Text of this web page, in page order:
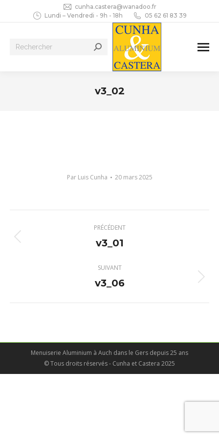
cunha.castera@wanadoo.fr
Lundi – Vendredi - 9h - 18h
05 62 61 83 39
Recherche
v3_02
Par Luis Cunha 20 mars 2025
album
PRÉCÉDENT
Album
:
v3_01
SUIVANT
Album
v3_06
Menuiserie Aluminium à Auch dans le Gers depuis 25 ans
© Tous droits réservés - Cunha et Castera 2025